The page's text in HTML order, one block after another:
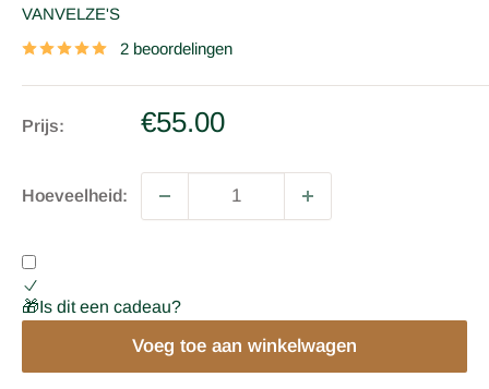
VANVELZE'S
2 beoordelingen
Prijs: Verkoopprijs
€55.00
Hoeveelheid:
🎁Is dit een cadeau?
Voeg toe aan winkelwagen